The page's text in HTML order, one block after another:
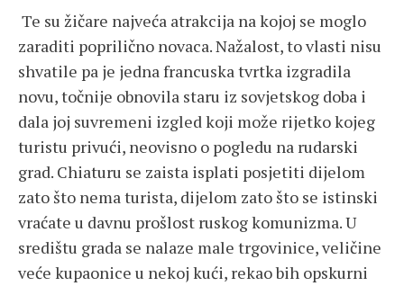
Te su žičare najveća atrakcija na kojoj se moglo
zaraditi poprilično novaca. Nažalost, to vlasti nisu
shvatile pa je jedna francuska tvrtka izgradila
novu, točnije obnovila staru iz sovjetskog doba i
dala joj suvremeni izgled koji može rijetko kojeg
turistu privući, neovisno o pogledu na rudarski
grad. Chiaturu se zaista isplati posjetiti dijelom
zato što nema turista, dijelom zato što se istinski
vraćate u davnu prošlost ruskog komunizma. U
središtu grada se nalaze male trgovinice, veličine
veće kupaonice u nekoj kući, rekao bih opskurni